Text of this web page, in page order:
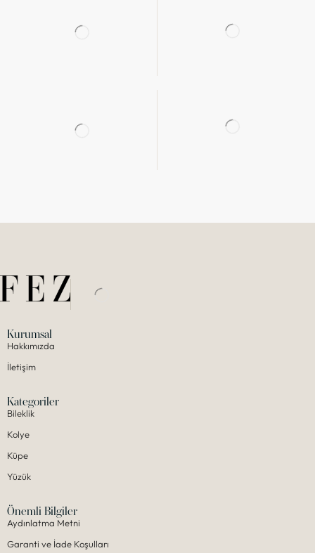
Kurumsal
Hakkımızda
İletişim
Kategoriler
Bileklik
Kolye
Küpe
Yüzük
Önemli Bilgiler
Aydınlatma Metni
Garanti ve İade Koşulları